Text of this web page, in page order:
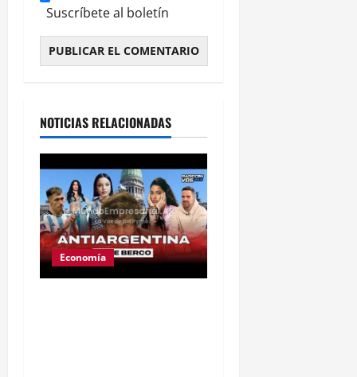
Suscríbete al boletín
NOTICIAS RELACIONADAS
Economía